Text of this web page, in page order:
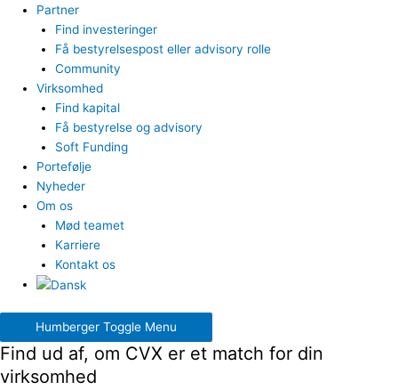
Partner
Find investeringer
Få bestyrelsespost eller advisory rolle
Community
Virksomhed
Find kapital
Få bestyrelse og advisory
Soft Funding
Portefølje
Nyheder
Om os
Mød teamet
Karriere
Kontakt os
Humberger Toggle Menu
Find ud af, om CVX er et match for din
virksomhed